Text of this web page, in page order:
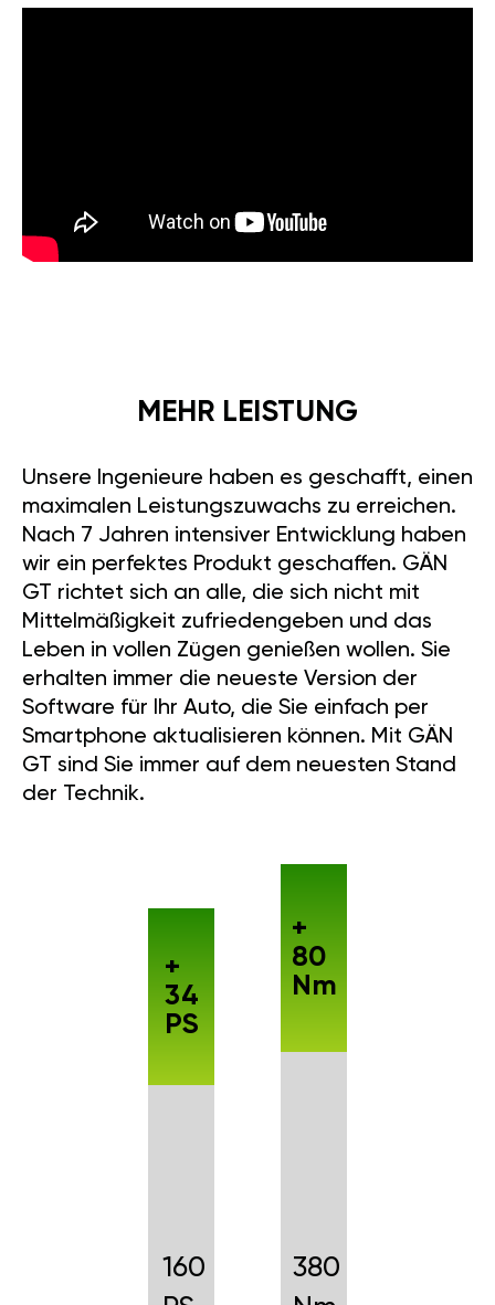
MEHR LEISTUNG
Unsere Ingenieure haben es geschafft, einen
maximalen Leistungszuwachs zu erreichen.
Nach 7 Jahren intensiver Entwicklung haben
wir ein perfektes Produkt geschaffen. GÄN
GT richtet sich an alle, die sich nicht mit
Mittelmäßigkeit zufriedengeben und das
Leben in vollen Zügen genießen wollen. Sie
erhalten immer die neueste Version der
Software für Ihr Auto, die Sie einfach per
Smartphone aktualisieren können. Mit GÄN
GT sind Sie immer auf dem neuesten Stand
der Technik.
160
+
34
PS
380
+
80
Nm